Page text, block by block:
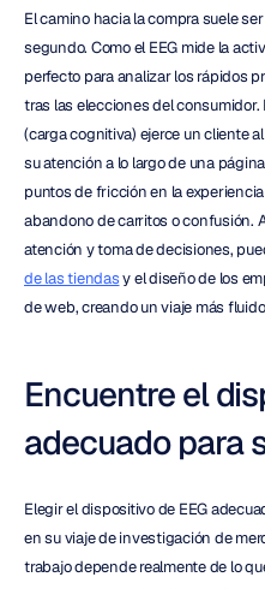
El camino hacia la compra suele
segundo. Como el EEG mide la
perfecto para analizar los rápidos
tras las elecciones del
(carga cognitiva) ejerce un cliente
su atención a lo largo de una
puntos de fricción en la
abandono de carritos o confusión.
atención y toma de decisiones,
de las tiendas y el diseño de los
de web, creando un viaje más
Encuentre el
adecuado para
Elegir el dispositivo de EEG
en su viaje de investigación de
trabajo depende realmente de lo